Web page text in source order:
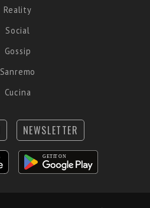
Reality
Social
Gossip
Sanremo
Cucina
NEWSLETTER